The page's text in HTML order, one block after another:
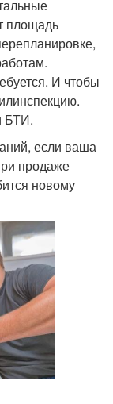
площадь
И чтобы
БТИ.
если ваша
продаже
новому